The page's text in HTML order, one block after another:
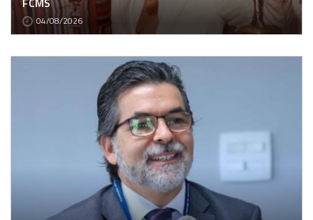
04/08/2026